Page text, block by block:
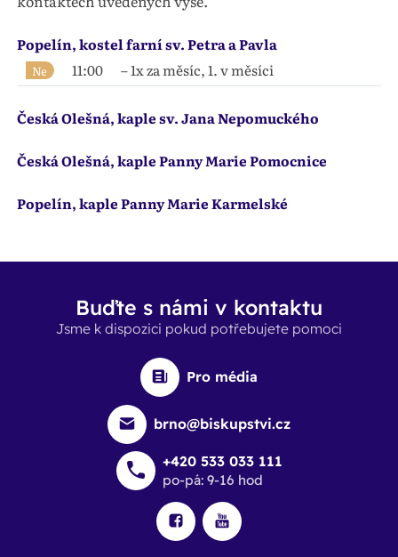
Popelín, kostel farní sv. Petra a Pavla
Ne 11:00 – 1x za měsíc, 1. v měsíci
Česká Olešná, kaple sv. Jana Nepomuckého
Česká Olešná, kaple Panny Marie Pomocnice
Popelín, kaple Panny Marie Karmelské
Buďte s námi v kontaktu
Jsme k dispozici pokud potřebujete pomoci
Pro média
brno@biskupstvi.cz
+420 533 033 111
po-pá: 9-16 hod